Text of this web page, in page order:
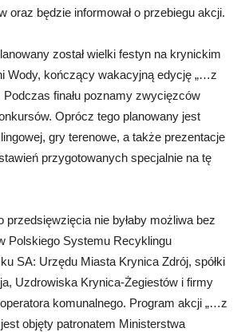
oraz będzie informował o przebiegu akcji.
został wielki festyn na krynickim
Wody, kończący wakacyjną edycję „…z
Podczas finału poznamy zwycięzców
Oprócz tego planowany jest
gry terenowe, a także prezentacje
przygotowanych specjalnie na tę
przedsięwzięcia nie byłaby możliwa bez
Polskiego Systemu Recyklingu
SA: Urzędu Miasta Krynica Zdrój, spółki
Uzdrowiska Krynica-Żegiestów i firmy
komunalnego. Program akcji „…z
objęty patronatem Ministerstwa